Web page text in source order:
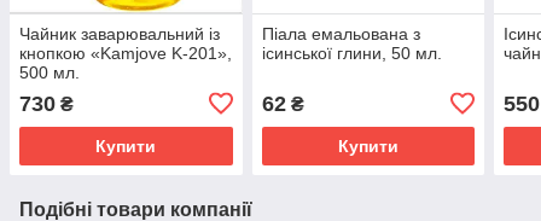
Чайник заварювальний із
кнопкою «Kamjove K-201»,
500 мл.
730 ₴
Купити
Піала емальована з
ісинської глини, 50 мл.
62₴
Купити
550
Подібні товари компанії